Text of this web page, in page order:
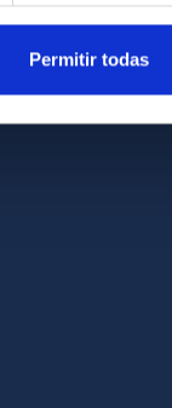
Permitir todas